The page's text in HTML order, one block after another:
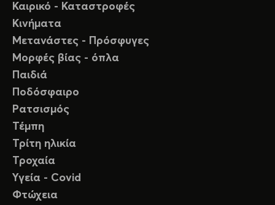
Καιρικό - Καταστροφές
Κινήματα
Μετανάστες - Πρόσφυγες
Μορφές βίας - όπλα
Παιδιά
Ποδόσφαιρο
Ρατσισμός
Τέμπη
Τρίτη ηλικία
Τροχαία
Υγεία - Covid
Φτώχεια